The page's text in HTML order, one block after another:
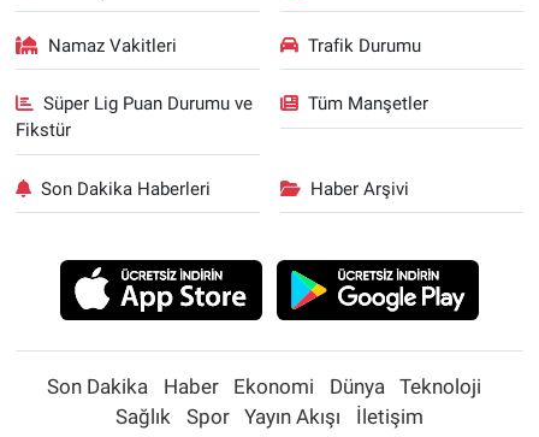
Namaz Vakitleri Trafik Durumu
Süper Lig Puan Durumu ve
Fikstür
Tüm Manşetler
Son Dakika Haberleri Haber Arşivi
Son Dakika Haber Ekonomi Dünya
Teknoloji
Sağlık
Spor Yayın Akışı İletişim